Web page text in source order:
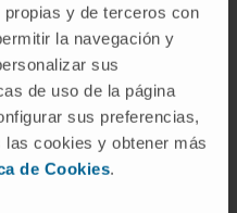
y de terceros con
la navegación y
sus
de uso de la página
sus preferencias,
cookies y obtener más
de Cookies.